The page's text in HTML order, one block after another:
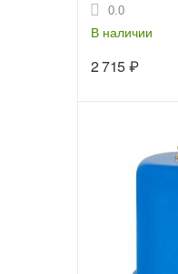
0.0
В наличии
2 715₽